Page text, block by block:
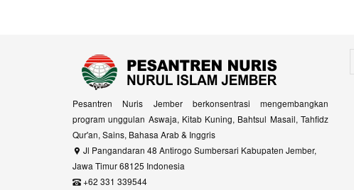
Pesantren Nuris Jember berkonsentrasi mengembangkan
program unggulan Aswaja, Kitab Kuning, Bahtsul Masail, Tahfidz
Qur'an, Sains, Bahasa Arab & Inggris
Jl Pangandaran 48 Antirogo Sumbersari Kabupaten Jember,
Jawa Timur 68125 Indonesia
+62 331 339544